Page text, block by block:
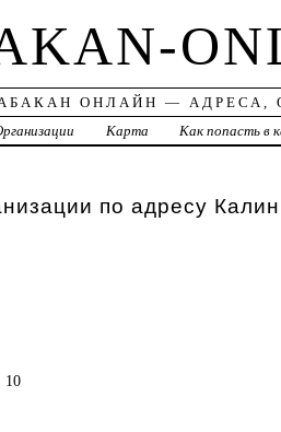
ОНЛАЙН — АДРЕСА,
Карта Как попасть в
по адресу
10